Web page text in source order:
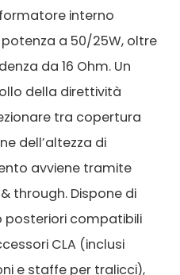
interno
a 50/25W, oltre
da 16 Ohm. Un
della direttività
tra copertura
dell’altezza di
avviene tramite
through. Dispone di
posteriori compatibili
CLA (inclusi
e staffe per tralicci),